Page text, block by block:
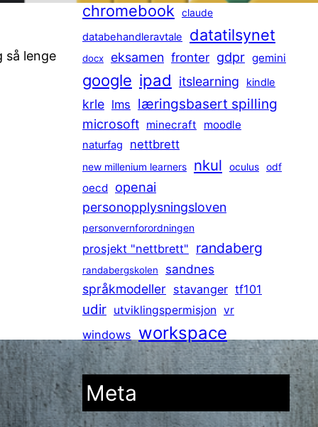
så lenge
chromebook claude
databehandleravtale datatilsynet
docx eksamen fronter gdpr gemini
google ipad itslearning kindle
krle lms læringsbasert spilling
microsoft minecraft moodle
naturfag nettbrett
new millenium learners nkul oculus odf
oecd openai
personopplysningsloven
personvernforordningen
prosjekt "nettbrett" randaberg
randabergskolen
sandnes
språkmodeller stavanger tf101
udir utviklingspermisjon vr
windows workspace
Meta